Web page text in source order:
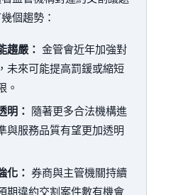
個趨勢：
趨嚴： 金管會近年加強對
未來可能提高罰鍰或縮短
。
明： 隨著更多合法機構進
與服務品質有望更加透明
化： 券商與主管機關持續
期違約交割案件數有機會